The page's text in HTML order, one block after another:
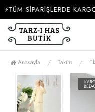
SİPARİŞLERDE KARGO
Anasayfa Takım